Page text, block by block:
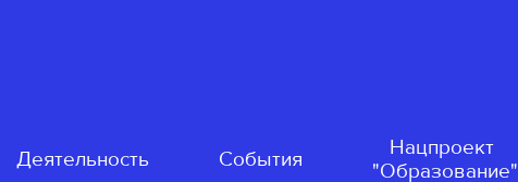
Деятельность События
Нацпроект
"Образование"